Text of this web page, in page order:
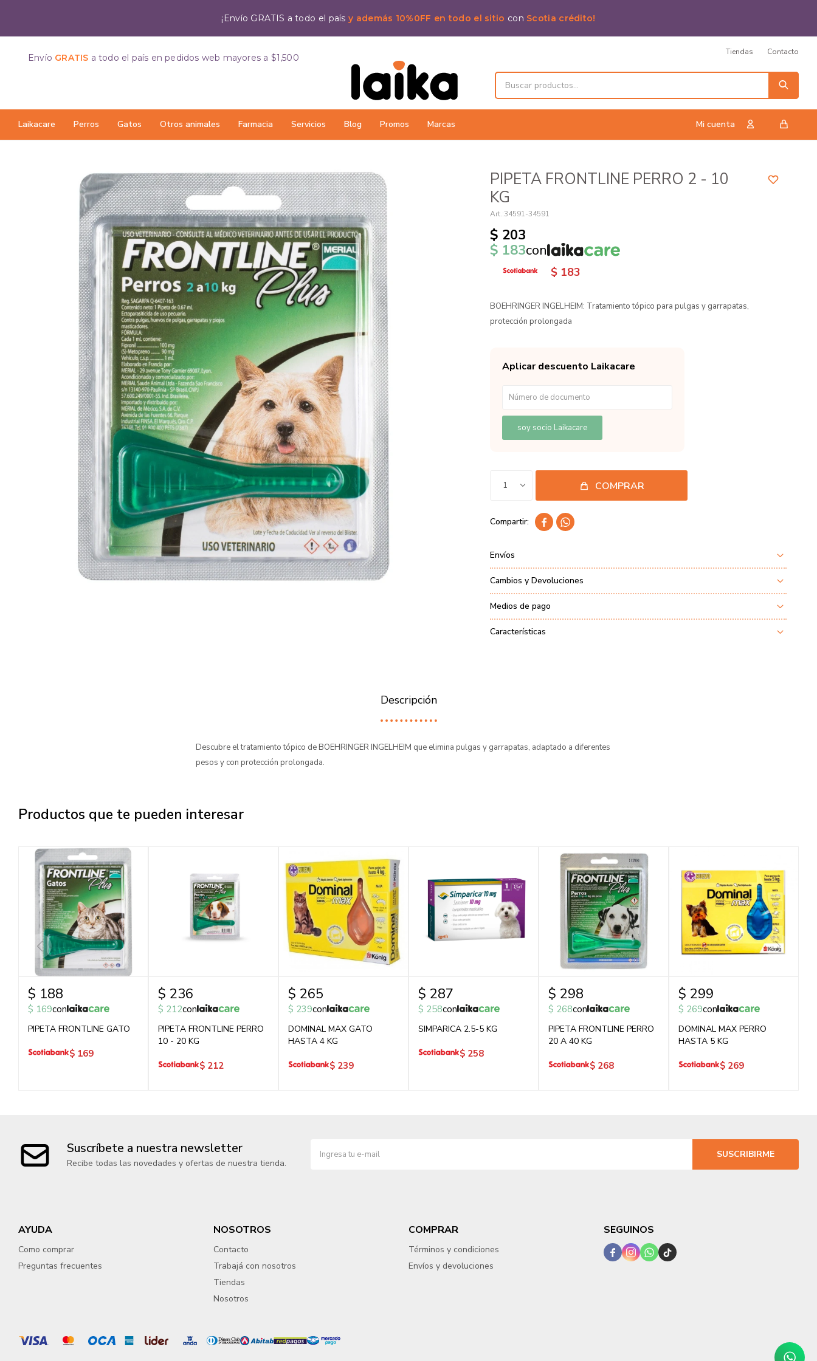
¡Envío GRATIS a todo el paísy además 10%0FF en todo el sitio con Scotia crédito!
Laikacare Perros Gatos Otros animales Farmacia Servicios Blog Promos Marcas
Envío GRATIS a todo el país en pedidos web mayores a $1,500
Tiendas Contacto
PIPETA FRONTLINE PERRO 2 - 10
KG
34591-34591
$ 203
$ 183con
$ 183
BOEHRINGER INGELHEIM: Tratamiento tópico para pulgas y garrapatas,
protección prolongada
Aplicar descuento Laikacare
soy socio Laikacare
1 COMPRAR
 
Envíos
Cambios y Devoluciones
Medios de pago
Características
Descripción
Descubre el tratamiento tópico de BOEHRINGER INGELHEIM que elimina pulgas y garrapatas, adaptado a diferentes
pesos y con protección prolongada.
Productos que te pueden interesar
$ 188
$ 169con
PIPETA FRONTLINE GATO
$ 169
$ 236
$ 212con
PIPETA FRONTLINE PERRO
10 - 20 KG
$ 212
$ 265
$ 239con
DOMINAL MAX GATO
HASTA 4 KG
$ 239
$ 287
$ 258con
SIMPARICA 2.5-5 KG
$ 258
$ 298
$ 268con
PIPETA FRONTLINE PERRO
20 A 40 KG
$ 268
$ 299
$ 269con
DOMINAL MAX PERRO
HASTA 5 KG
$ 269
Suscríbete a nuestra newsletter
Recibe todas las novedades y ofertas de nuestra tienda.
SUSCRIBIRME
AYUDA
Como comprar
Preguntas frecuentes
NOSOTROS
Contacto
Trabajá con nosotros
Tiendas
Nosotros
COMPRAR
Términos y condiciones
Envíos y devoluciones
SEGUINOS
   